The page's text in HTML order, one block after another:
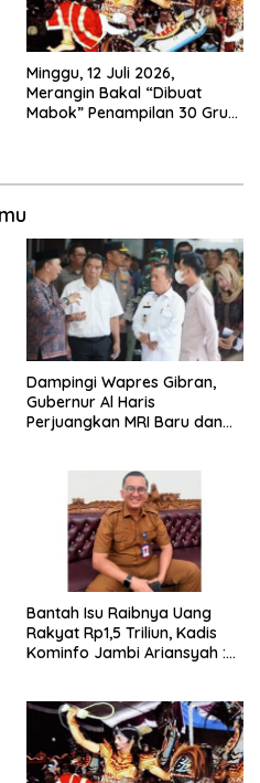
Minggu, 12 Juli 2026,
Merangin Bakal “Dibuat
Mabok” Penampilan 30 Grup
Dampingi Wapres Gibran,
Gubernur Al Haris
Perjuangkan MRI Baru dan
Bantah Isu Raibnya Uang
Rakyat Rp1,5 Triliun, Kadis
Kominfo Jambi Ariansyah :
Sejak 2002